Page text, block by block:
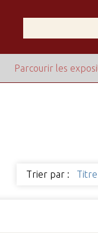
Parcourir les
Trier par : Titre